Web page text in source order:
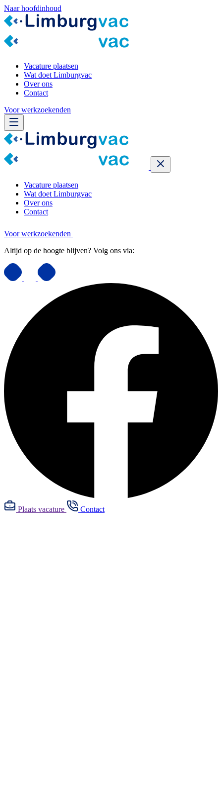
Naar hoofdinhoud
Vacature plaatsen
Wat doet Limburgvac
Over ons
Contact
Voor werkzoekenden
Vacature plaatsen
Wat doet Limburgvac
Over ons
Contact
Voor werkzoekenden
Altijd op de hoogte blijven? Volg ons via:
Plaats vacature Contact